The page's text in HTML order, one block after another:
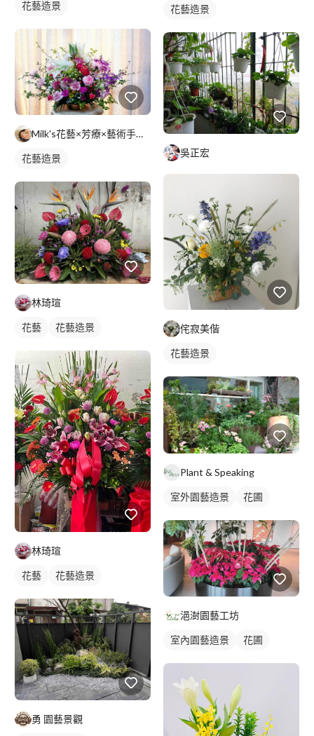
花藝造景
Milk's花藝×芳療×藝術手作工作室
花藝造景
林琦瑄
花藝 花藝造景
林琦瑄
花藝 花藝造景
勇 園藝景觀
花藝造景
吳正宏
侘寂美偕
花藝造景
Plant & Speaking
室外園藝造景 花圃
浥澍園藝工坊
室內園藝造景 花圃